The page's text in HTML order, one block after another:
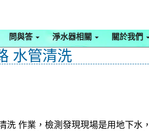
問與答 淨水器相關 關於我們
水管清洗
作業，檢測發現現場是用地下